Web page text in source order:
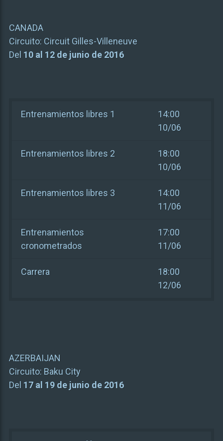
CANADA
Circuito: Circuit Gilles-Villeneuve
Del 10 al 12 de junio de 2016
Entrenamientos libres 1
14:00
10/06
Entrenamientos libres 2
18:00
10/06
Entrenamientos libres 3
14:00
11/06
Entrenamientos
cronometrados
17:00
11/06
Carrera
18:00
12/06
AZERBAIJAN
Circuito: Baku City
Del 17 al 19 de junio de 2016